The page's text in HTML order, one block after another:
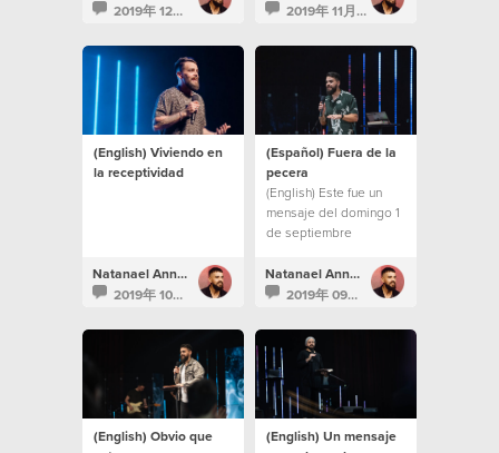
2019年 12月 8日
2019年 11月 1日
(English) Viviendo en
la receptividad
Natanael Annacondia
2019年 10月 6日
(Español) Fuera de la
pecera
(English) Este fue un
mensaje del domingo 1
de septiembre
Natanael Annacondia
2019年 09月 4日
(English) Obvio que
(English) Un mensaje